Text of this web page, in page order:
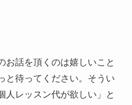
お話を頂くのは嬉しいこと
と待ってください。そうい
人レッスン代が欲しい」と